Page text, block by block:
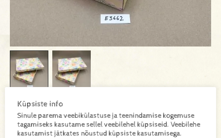
SKU: E3662
Küpsiste info
Sinule parema veebikülastuse ja teenindamise kogemuse
tagamiseks kasutame sellel veebilehel küpsiseid. Veebilehe
kasutamist jätkates nõustud küpsiste kasutamisega.